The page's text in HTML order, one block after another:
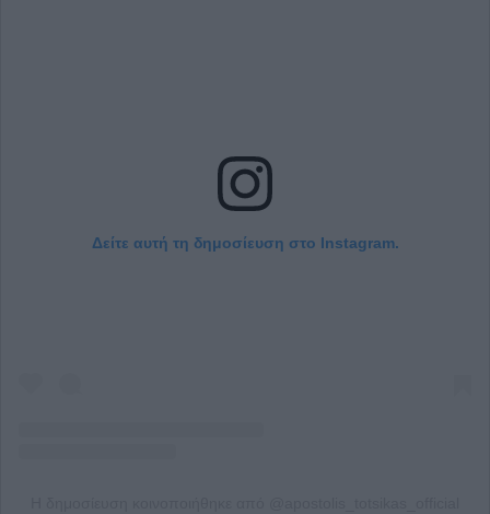
Δείτε αυτή τη δημοσίευση στο Instagram.